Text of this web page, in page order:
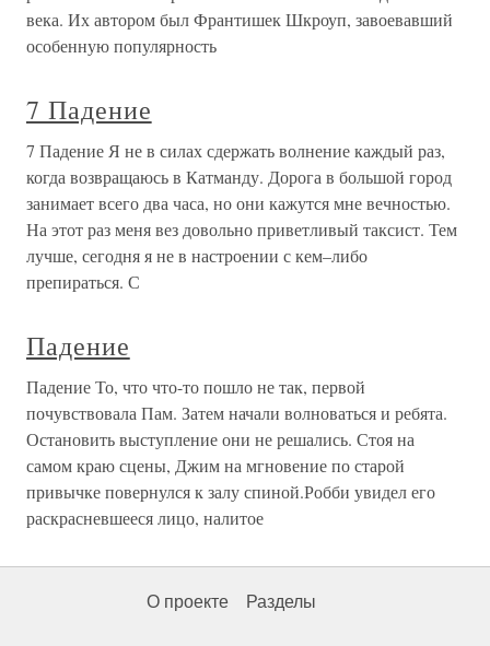
века. Их автором был Франтишек Шкроуп, завоевавший
особенную популярность
7 Падение
7 Падение Я не в силах сдержать волнение каждый раз,
когда возвращаюсь в Катманду. Дорога в большой город
занимает всего два часа, но они кажутся мне вечностью.
На этот раз меня вез довольно приветливый таксист. Тем
лучше, сегодня я не в настроении с кем–либо
препираться. С
Падение
Падение То, что что-то пошло не так, первой
почувствовала Пам. Затем начали волноваться и ребята.
Остановить выступление они не решались. Стоя на
самом краю сцены, Джим на мгновение по старой
привычке повернулся к залу спиной.Робби увидел его
раскрасневшееся лицо, налитое
О проекте Разделы